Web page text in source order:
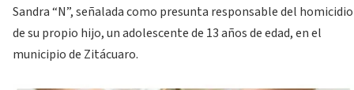
Sandra “N”, señalada como presunta responsable del homicidio
de su propio hijo, un adolescente de 13 años de edad, en el
municipio de Zitácuaro.